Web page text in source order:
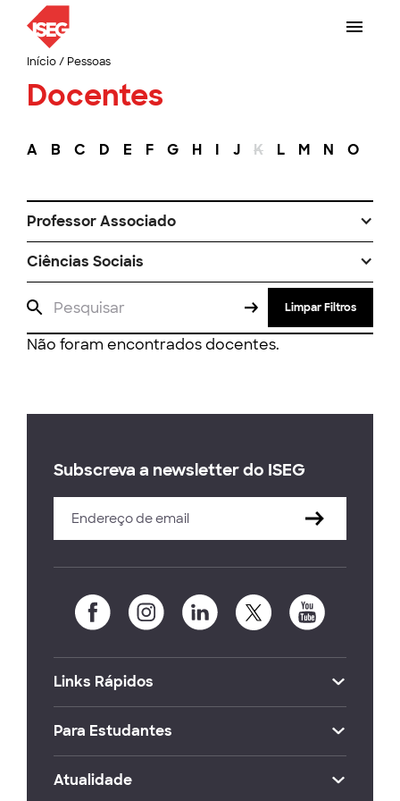
Início/ Pessoas
Docentes
A B C D E F G H I J K L M N O
Professor Associado
Ciências Sociais
Limpar Filtros
Não foram encontrados docentes.
Subscreva a newsletter do ISEG
Links Rápidos
Para Estudantes
Atualidade